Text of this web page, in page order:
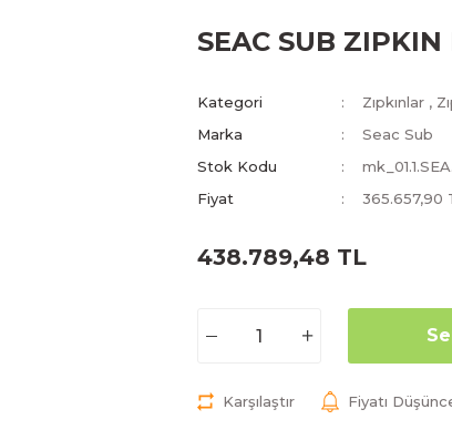
SEAC SUB ZIPKIN
Kategori Zıpkınlar ,
Marka
Seac Sub
Stok Kodu
Fiyat
365.657,90
438.789,48 TL
Karşılaştır Fiyatı